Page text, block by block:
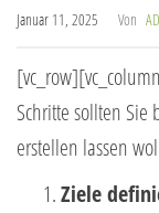
Januar 11, 2025 Von
Schritte sollten
erstellen lassen
Ziele